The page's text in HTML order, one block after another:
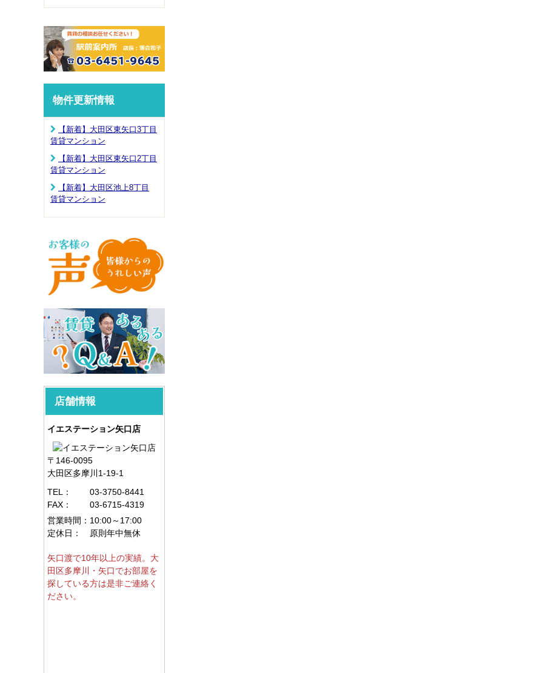
物件更新情報
【新着】大田区東矢口3丁目
賃貸マンション
【新着】大田区東矢口2丁目
賃貸マンション
【新着】大田区池上8丁目
賃貸マンション
店舗情報
イエステーション矢口店
〒146-0095
大田区多摩川1-19-1
TEL：
03-3750-8441
FAX：
03-6715-4319
営業時間： 10:00～17:00
定休日：
原則年中無休
矢口渡で10年以上の実績。大
田区多摩川・矢口でお部屋を
探している方は是非ご連絡く
ださい。